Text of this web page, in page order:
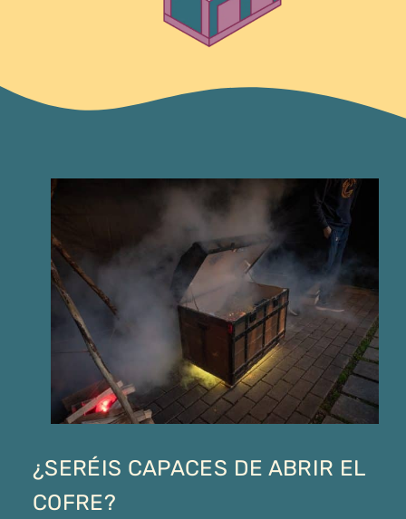
¿SERÉIS CAPACES DE ABRIR EL
COFRE?